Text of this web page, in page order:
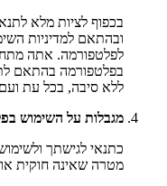
בכפוף לציות מלא
ובהתאם למדיניות
לפלטפורמה. אתה
בפלטפורמה בהתאם
ללא סיבה, בכל עת
מגבלות על השימוש
כתנאי לגישתך
מטרה שאינה חוקית